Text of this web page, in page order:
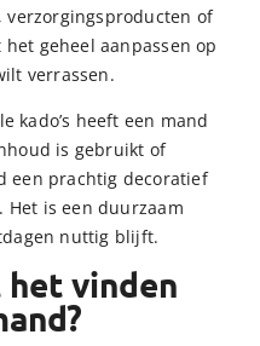
verzorgingsproducten of
geheel aanpassen op
verrassen.
kado’s heeft een mand
is gebruikt of
een prachtig decoratief
is een duurzaam
nuttig blijft.
vinden